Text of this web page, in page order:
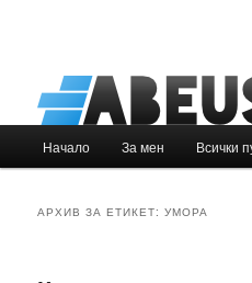
Към
Към
Начало За мен Всички
АРХИВ ЗА ЕТИКЕТ:УМОРА